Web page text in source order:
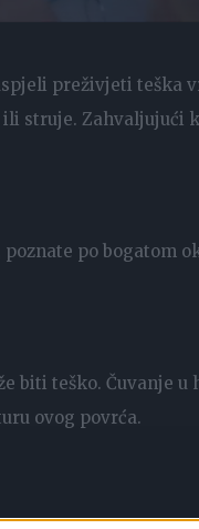
preživjeti teška
struje. Zahvaljujući
po bogatom
biti teško. Čuvanje
ovog povrća.